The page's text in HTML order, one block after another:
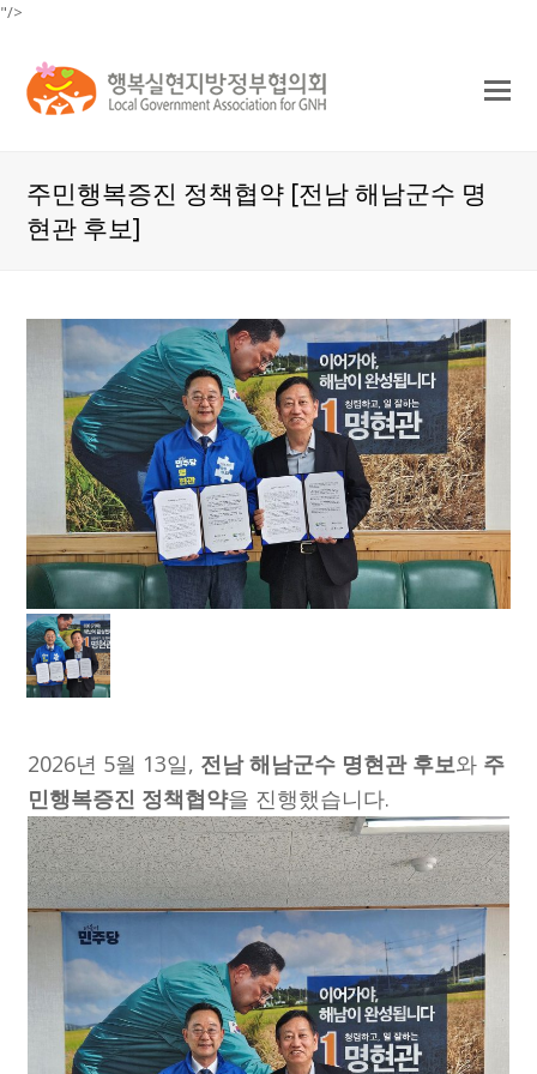
"/>
주민행복증진 정책협약 [전남 해남군수 명
현관 후보]
2026년 5월 13일, 전남 해남군수 명현관후보와 주
민행복증진 정책협약을 진행했습니다.